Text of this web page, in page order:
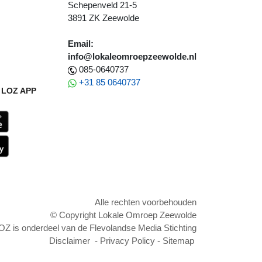
APP
Schepenveld 21-5
3891 ZK Zeewolde
Email:
info@lokaleomroepzeewolde.nl
085-0640737
+31 85 0640737
Alle rechten voorbehouden
© Copyright Lokale Omroep Zeewolde
is onderdeel van de Flevolandse Media Stichting
Disclaimer - Privacy Policy - Sitemap